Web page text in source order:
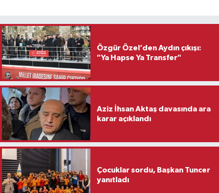
Özgür Özel’den Aydın çıkışı:
"Ya Hapse Ya Transfer"
Aziz İhsan Aktaş davasında ara
karar açıklandı
Çocuklar sordu, Başkan Tuncer
yanıtladı